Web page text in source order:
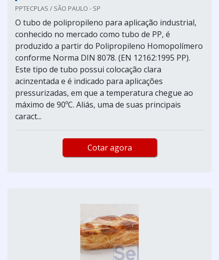
PPTECPLAS / SÃO PAULO - SP
O tubo de polipropileno para aplicação industrial,
conhecido no mercado como tubo de PP, é
produzido a partir do Polipropileno Homopolímero
conforme Norma DIN 8078. (EN 12162:1995 PP).
Este tipo de tubo possui colocação clara
acinzentada e é indicado para aplicações
pressurizadas, em que a temperatura chegue ao
máximo de 90ºC. Aliás, uma de suas principais
caract...
Cotar agora